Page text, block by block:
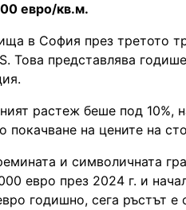
евро/кв.м.
в София през третото
Това представлява
растеж беше под
покачване на цените на
и символичната
евро през 2024 г. и
годишно, сега ръстът